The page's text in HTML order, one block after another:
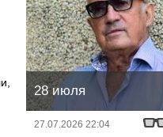
28 июля
27.07.2026 22:04